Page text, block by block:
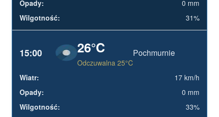
0 mm
31%
15:00 26°C
Odczuwalna 25°C
Pochmurnie
17 km/h
0 mm
33%